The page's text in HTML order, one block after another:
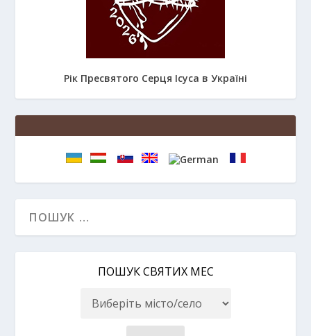
Рік Пресвятого Серця Ісуса в Україні
ПОШУК СВЯТИХ МЕС